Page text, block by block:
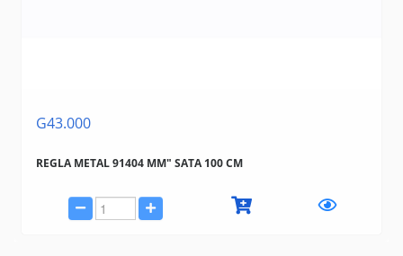
G43.000
REGLA METAL 91404 MM" SATA 100 CM